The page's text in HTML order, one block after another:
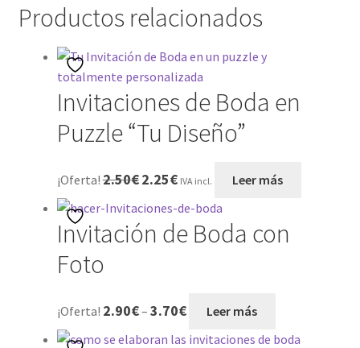
Productos relacionados
Invitaciones de Boda en
Puzzle “Tu Diseño”
¡Oferta!2.50€ El
original
era:
2.25€El
actual
es:
IVA incl. Leer más
Invitación de Boda con
Foto
¡Oferta! 2.90€– 3.70€ Leer más